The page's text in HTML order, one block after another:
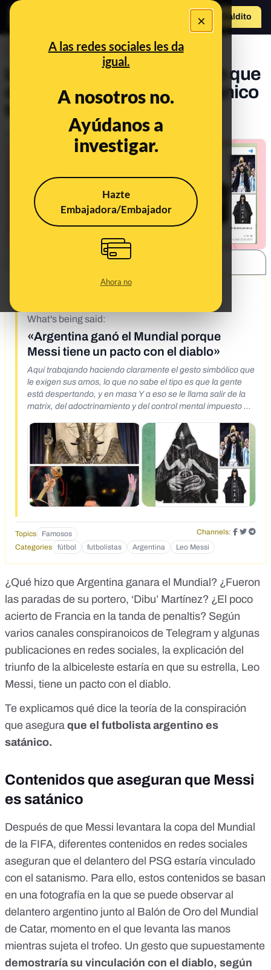
×
A las redes sociales les da
igual.
A nosotros no.
Ayúdanos a
investigar.
Hazte
Embajadora/Embajador
Ahora no
Hazte Maldito
La teoría de la conspiración que
dice que Leo Messi es satánico
tras ganar el Mundial
Dec 21, 2022, 5:03:17 PM
What's being said:
«Argentina ganó el Mundial porque
Messi tiene un pacto con el diablo»
Aquí trabajando haciendo claramente el gesto simbólico que
le exigen sus amos, lo que no sabe el tipo es que la gente
está despertando, y en masa Y a eso se le llama salir de la
matrix, del adoctrinamiento y del control mental impuesto El
puede pagar caro con lo que está ocurriendo
Topics Famosos
Channels:
Categories
fútbol futbolistas Argentina Leo Messi
¿Qué hizo que Argentina ganara el Mundial? ¿Fueron
las paradas de su portero, ‘Dibu’ Martínez? ¿El poco
acierto de Francia en la tanda de penaltis? Según
varios canales conspiranoicos de Telegram y algunas
publicaciones en redes sociales, la explicación del
triunfo de la albiceleste estaría en que su estrella, Leo
Messi, tiene un pacto con el diablo.
Te explicamos qué dice la teoría de la conspiración
que asegura que el futbolista argentino es
satánico.
Contenidos que aseguran que Messi
es satánico
Después de que Messi levantara la copa del Mundial
de la FIFA, diferentes contenidos en redes sociales
aseguran que el delantero del PSG estaría vinculado
con el satanismo. Para ello, estos contenidos se basan
en una fotografía en la que se puede observar al
delantero argentino junto al Balón de Oro del Mundial
de Catar, momento en el que levanta las manos
mientras sujeta el trofeo. Un gesto que supuestamente
demostraríasu vinculación con el diablo, según